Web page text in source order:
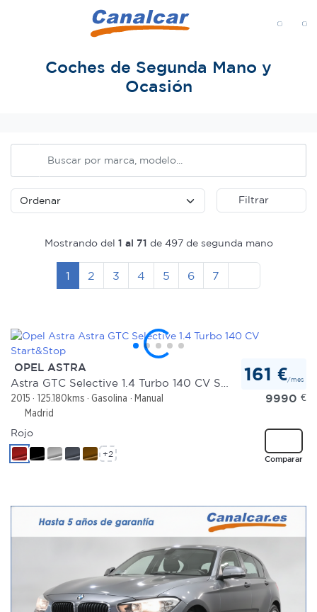
Coches de Segunda Mano y
Ocasión
Filtrar
Mostrando del 1 al 71 de 497 de segunda mano
1 2 3 4 5 6 7
OPEL ASTRA
2015 125.180kms Gasolina
Manual
Madrid
161 €/mes
9990 €
Comparar
Rojo
+2